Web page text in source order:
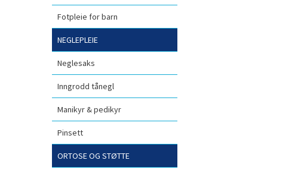
Fotpleie for barn
NEGLEPLEIE
Neglesaks
Inngrodd tånegl
Manikyr & pedikyr
Pinsett
ORTOSE OG STØTTE